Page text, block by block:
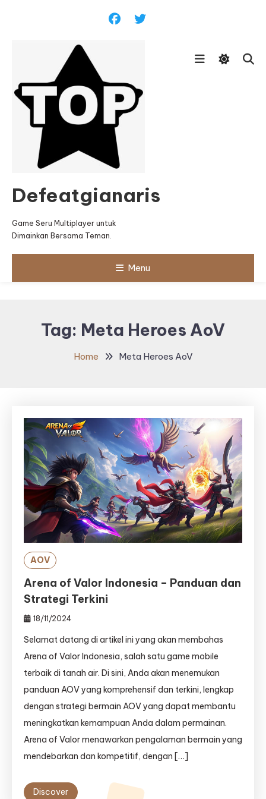
Defeatgianaris
Game Seru Multiplayer untuk
Dimainkan Bersama Teman.
Menu
Tag: Meta Heroes AoV
Home Meta Heroes AoV
AOV
Arena of Valor Indonesia – Panduan dan
Strategi Terkini
18/11/2024
Selamat datang di artikel ini yang akan membahas
Arena of Valor Indonesia, salah satu game mobile
terbaik di tanah air. Di sini, Anda akan menemukan
panduan AOV yang komprehensif dan terkini, lengkap
dengan strategi bermain AOV yang dapat membantu
meningkatkan kemampuan Anda dalam permainan.
Arena of Valor menawarkan pengalaman bermain yang
mendebarkan dan kompetitif, dengan […]
Discover